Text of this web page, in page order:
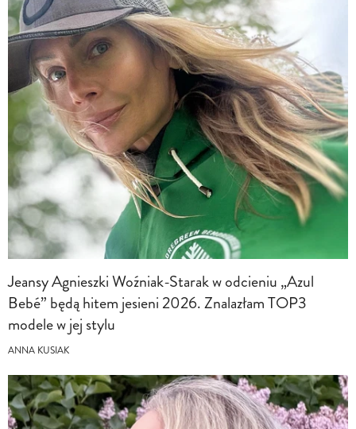
Jeansy Agnieszki Woźniak-Starak w odcieniu „Azul
Bebé” będą hitem jesieni 2026. Znalazłam TOP3
modele w jej stylu
ANNA KUSIAK